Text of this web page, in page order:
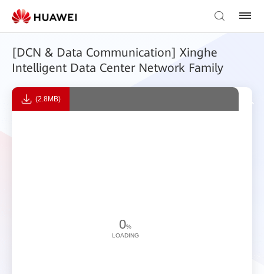
[DCN & Data Communication] Xinghe
Intelligent Data Center Network Family
(2.8MB)
0%
LOADING